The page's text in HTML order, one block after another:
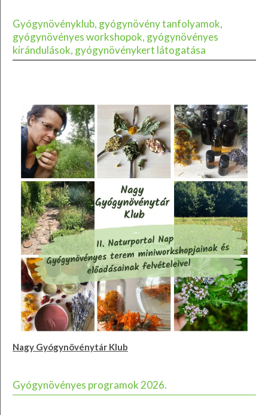
Gyógynövényklub, gyógynövény tanfolyamok,
gyógynövényes workshopok, gyógynövényes
kirándulások, gyógynövénykert látogatása
Nagy Gyógynövénytár Klub
Gyógynövényes programok 2026.